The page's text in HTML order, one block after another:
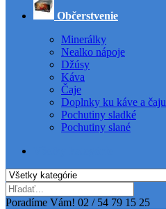
Občerstvenie
Minerálky
Nealko nápoje
Džúsy
Káva
Čaje
Doplnky ku káve a čaju
Pochutiny sladké
Pochutiny slané
Poradíme Vám! 02 / 54 79 15 25